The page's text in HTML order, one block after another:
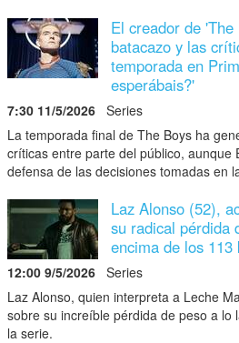
El creador de
batacazo y las
temporada en
esperábais?'
7:30 11/5/2026 Series
La temporada final de The Boys ha
críticas entre parte del público, aunque
defensa de las decisiones tomadas en
Laz Alonso (52),
su radical pérdida
encima de los
12:00 9/5/2026 Series
Laz Alonso, quien interpreta a Leche
sobre su increíble pérdida de peso a lo
la serie.